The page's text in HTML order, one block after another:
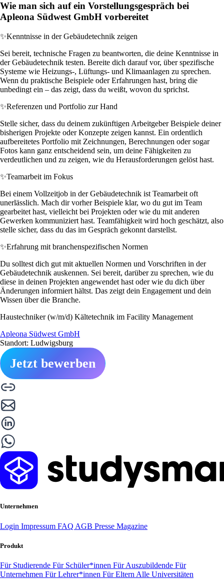
Wie man sich auf ein Vorstellungsgespräch bei
Apleona Südwest GmbH vorbereitet
✨Kenntnisse in der Gebäudetechnik zeigen
Sei bereit, technische Fragen zu beantworten, die deine Kenntnisse in
der Gebäudetechnik testen. Bereite dich darauf vor, über spezifische
Systeme wie Heizungs-, Lüftungs- und Klimaanlagen zu sprechen.
Wenn du praktische Beispiele oder Erfahrungen hast, bring die
unbedingt ein – das zeigt, dass du weißt, wovon du sprichst.
✨Referenzen und Portfolio zur Hand
Stelle sicher, dass du deinem zukünftigen Arbeitgeber Beispiele deiner
bisherigen Projekte oder Konzepte zeigen kannst. Ein ordentlich
aufbereitetes Portfolio mit Zeichnungen, Berechnungen oder sogar
Fotos kann ganz entscheidend sein, um deine Fähigkeiten zu
verdeutlichen und zu zeigen, wie du Herausforderungen gelöst hast.
✨Teamarbeit im Fokus
Bei einem Vollzeitjob in der Gebäudetechnik ist Teamarbeit oft
unerlässlich. Mach dir vorher Beispiele klar, wo du gut im Team
gearbeitet hast, vielleicht bei Projekten oder wie du mit anderen
Gewerken kommuniziert hast. Teamfähigkeit wird hoch geschätzt, also
stelle sicher, dass du das im Gespräch gekonnt darstellst.
✨Erfahrung mit branchenspezifischen Normen
Du solltest dich gut mit aktuellen Normen und Vorschriften in der
Gebäudetechnik auskennen. Sei bereit, darüber zu sprechen, wie du
diese in deinen Projekten angewendet hast oder wie du dich über
Änderungen informiert hältst. Das zeigt dein Engagement und dein
Wissen über die Branche.
Haustechniker (w/m/d) Kältetechnik im Facility Management
Apleona Südwest GmbH
Standort: Ludwigsburg
Jetzt bewerben
Unternehmen
Login Impressum FAQ AGB Presse Magazine
Produkt
Für Studierende Für Schüler*innen Für Auszubildende Für
Unternehmen Für Lehrer*innen Für Eltern Alle Universitäten